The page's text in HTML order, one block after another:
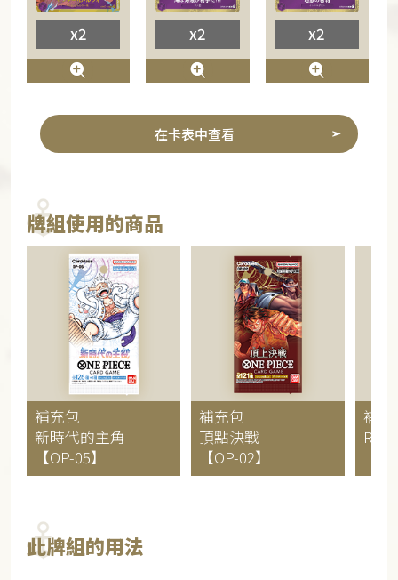
x2 x2 x2
在卡表中查看
牌組使用的商品
補充包
新時代的主角
【OP-05】
補充包
頂點決戰
【OP-02】
補充
此牌組的用法